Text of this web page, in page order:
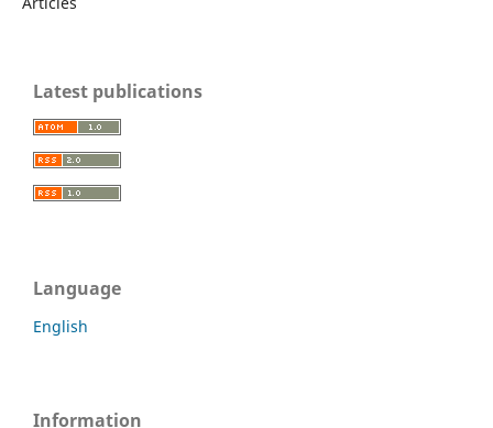
Latest publications
Language
English
Information